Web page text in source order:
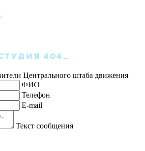
Центрального штаба движения
ФИО
Телефон
E-mail
Текст сообщения